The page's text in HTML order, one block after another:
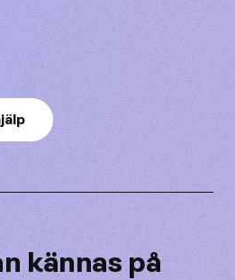
kännas på